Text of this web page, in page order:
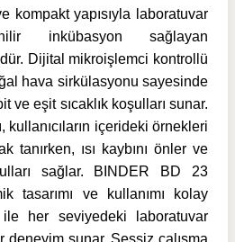
kompakt yapısıyla laboratuvar
inkübasyon sağlayan
Dijital mikroişlemci kontrollü
hava sirkülasyonu sayesinde
ve eşit sıcaklık koşulları sunar.
kullanıcıların içerideki örnekleri
tanırken, ısı kaybını önler ve
sağlar. BINDER BD 23
tasarımı ve kullanımı kolay
her seviyedeki laboratuvar
deneyim sunar. Sessiz çalışma